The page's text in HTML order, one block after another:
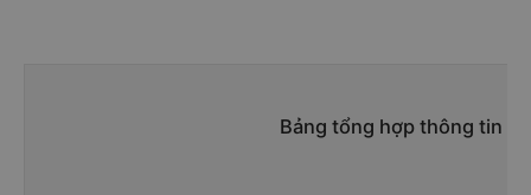
Bảng tổng hợp thông tin